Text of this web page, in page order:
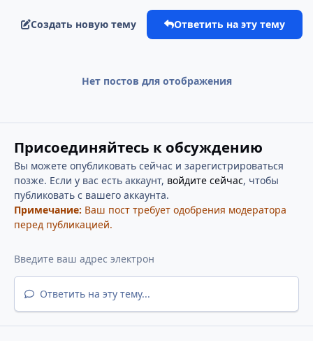
Создать новую тему Ответить на эту тему
Нет постов для отображения
Присоединяйтесь к обсуждению
Вы можете опубликовать сейчас и зарегистрироваться
позже. Если у вас есть аккаунт, войдите сейчас, чтобы
публиковать с вашего аккаунта.
Примечание: Ваш пост требует одобрения модератора
перед публикацией.
Ответить на эту тему...